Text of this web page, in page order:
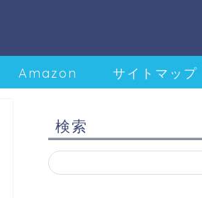
Amazon サイトマップ
検索